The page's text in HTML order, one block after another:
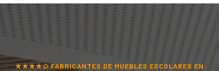
★★★★✩ FABRICANTES DE MUEBLES ESCOLARES EN